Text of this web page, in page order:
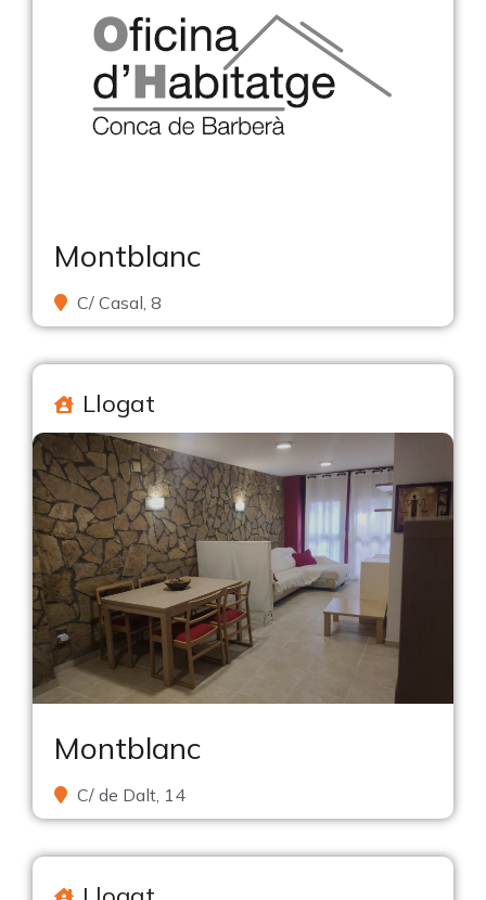
Montblanc
C/ Casal, 8
Llogat
Montblanc
C/ de Dalt, 14